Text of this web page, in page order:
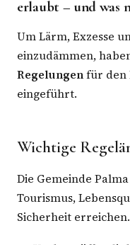
erlaubt – und was
Um Lärm, Exzesse
einzudämmen,
Regelungenfür den
eingeführt.
Wichtige
Die Gemeinde
Tourismus,
Sicherheit